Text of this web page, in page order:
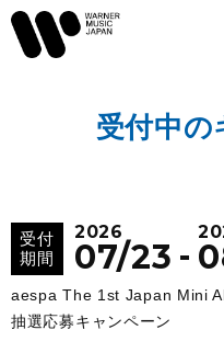
受付中の
受付
期間
2026
07/23 -
aespa The 1st Japan Mini
抽選応募キャンペーン